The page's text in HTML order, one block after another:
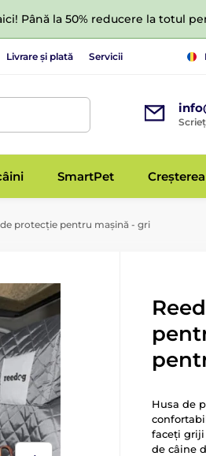
Până la 50% reducere la totul
Livrare și plată Servicii
SmartPet
protecție pentru mașină - gri
Husa de
faceți griji
de câine